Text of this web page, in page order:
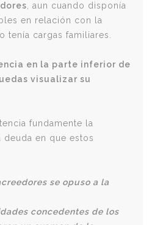
, aun cuando disponía
en relación con la
tenía cargas familiares.
en la parte inferior de
visualizar su
fundamente la
en que estos
se opuso a la
concedentes de los